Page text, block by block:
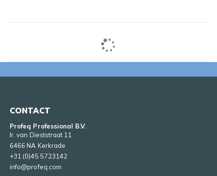
CONTACT
Profeq Professional B.V.
Ir. van Dieststraat 11
6466 NA Kerkrade
+31 (0)45 5723142
info@profeq.com